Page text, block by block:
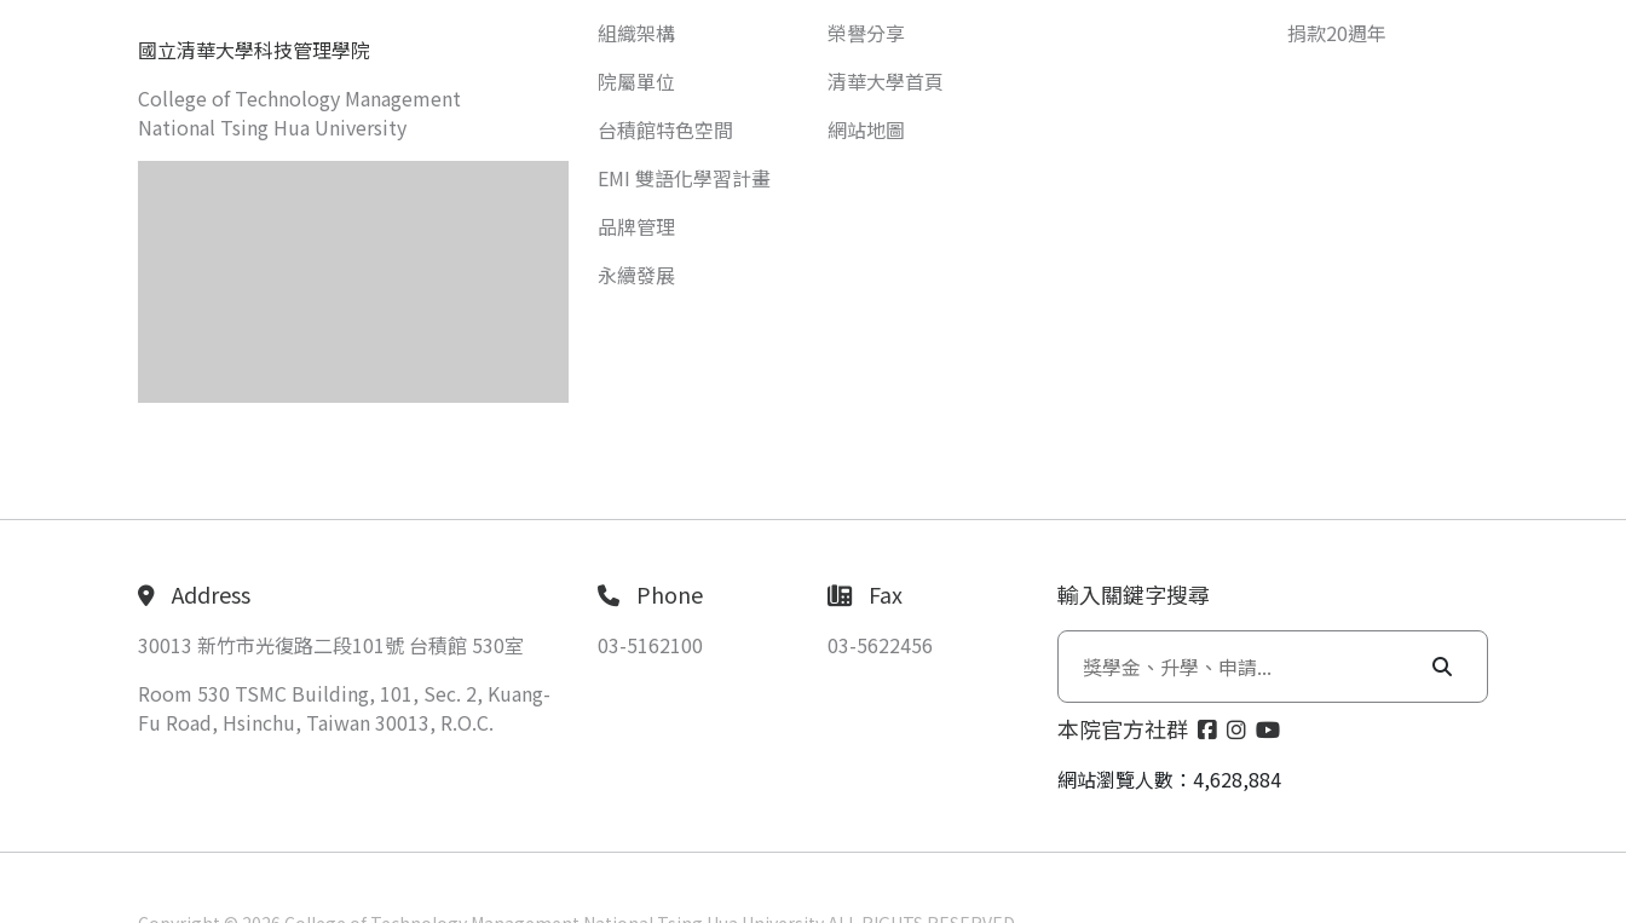
國立清華大學科技管理學院
College of Technology Management
National Tsing Hua University
組織架構
院屬單位
台積館特色空間
EMI 雙語化學習計畫
品牌管理
永續發展
榮譽分享
清華大學首頁
網站地圖
捐款20週年
Address
30013 新竹市光復路二段101號 台積館 530室
Room 530 TSMC Building, 101, Sec. 2, Kuang-
Fu Road, Hsinchu, Taiwan 30013, R.O.C.
Phone
03-5162100
Fax
03-5622456
輸入關鍵字搜尋
本院官方社群
網站瀏覽人數：4,628,884